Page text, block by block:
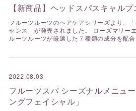
【新商品】ヘッドスパスキャル
フルーツルーツのヘアケアシリーズより、
センス」が発売されました。 ローズマリー
ルーツルーツが厳選した７種類の成分を配
2022.08.03
フルーツスパ シーズナルメニュ
ングフェイシャル」